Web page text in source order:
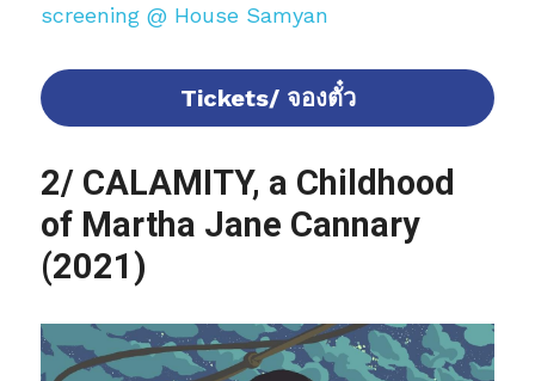
screening @ House Samyan
Tickets/ จองตั๋ว
2/ CALAMITY, a Childhood
of Martha Jane Cannary
(2021)